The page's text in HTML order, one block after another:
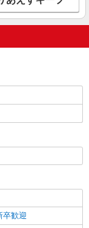
ッフ募集☆年齢不
円 ・基本
資格手当：10,000〜
70,000円 ・処遇改
続年数、保有資格
20,000円（10時
場合には超過勤務
：10,000円/1回
初任者研修 ・実務
を見る
卒歓迎